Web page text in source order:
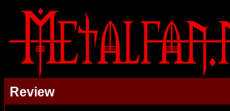
Review